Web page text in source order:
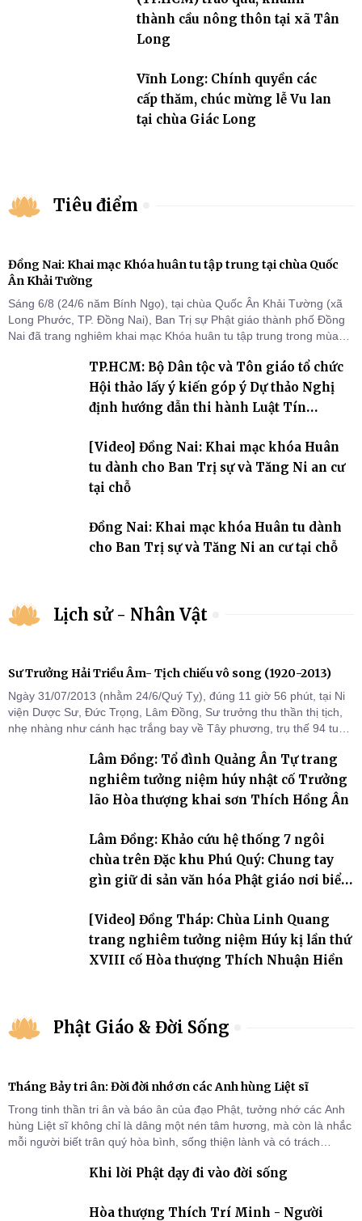
thành cầu nông thôn tại xã Tân
Long
Vĩnh Long: Chính quyền các
cấp thăm, chúc mừng lễ Vu lan
tại chùa Giác Long
Tiêu điểm
Đồng Nai: Khai mạc Khóa huân tu tập trung tại chùa Quốc
Ân Khải Tường
Sáng 6/8 (24/6 năm Bính Ngọ), tại chùa Quốc Ân Khải Tường (xã
Long Phước, TP. Đồng Nai), Ban Trị sự Phật giáo thành phố Đồng
Nai đã trang nghiêm khai mạc Khóa huân tu tập trung trong mùa
chỗ khu vực VII, VIII và trường hạ chùa Quốc Ân Khải Tường.
TP.HCM: Bộ Dân tộc và Tôn giáo tổ chức
Hội thảo lấy ý kiến góp ý Dự thảo Nghị
định hướng dẫn thi hành Luật Tín
[Video] Đồng Nai: Khai mạc khóa Huân
tu dành cho Ban Trị sự và Tăng Ni an cư
tại chỗ
Đồng Nai: Khai mạc khóa Huân tu dành
cho Ban Trị sự và Tăng Ni an cư tại chỗ
Lịch sử - Nhân Vật
Sư Trưởng Hải Triều Âm- Tịch chiếu vô song (1920-2013)
Ngày 31/07/2013 (nhằm 24/6/Quý Tỵ), đúng 11 giờ 56 phút, tại Ni
viện Dược Sư, Đức Trọng, Lâm Đồng, Sư trưởng thu thần thị tịch,
nhẹ nhàng như cánh hạc trắng bay về Tây phương, trụ thế 94 tuổi
Lâm Đồng: Tổ đình Quảng Ân Tự trang
nghiêm tưởng niệm húy nhật cố Trưởng
lão Hòa thượng khai sơn Thích Hồng Ân
Lâm Đồng: Khảo cứu hệ thống 7 ngôi
chùa trên Đặc khu Phú Quý: Chung tay
gìn giữ di sản văn hóa Phật giáo nơi biển
[Video] Đồng Tháp: Chùa Linh Quang
trang nghiêm tưởng niệm Húy kị lần thứ
XVIII cố Hòa thượng Thích Nhuận Hiền
Phật Giáo & Đời Sống
Tháng Bảy tri ân: Đời đời nhớ ơn các Anh hùng Liệt sĩ
Trong tinh thần tri ân và báo ân của đạo Phật, tưởng nhớ các Anh
hùng Liệt sĩ không chỉ là dâng một nén tâm hương, mà còn là nhắc
mỗi người biết trân quý hòa bình, sống thiện lành và có trách
Khi lời Phật dạy đi vào đời sống
Hòa thượng Thích Trí Minh - Người